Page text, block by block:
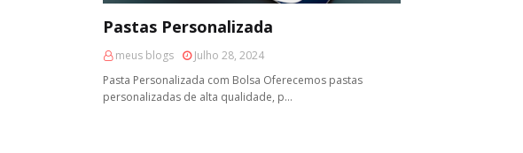
Pastas Personalizada
meus blogs
Julho 28, 2024
Pasta Personalizada com Bolsa Oferecemos pastas
personalizadas de alta qualidade, p…